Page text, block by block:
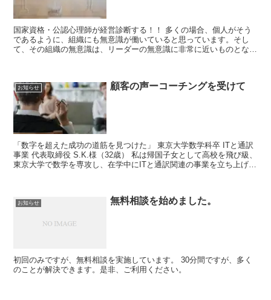
国家資格・公認心理師が経営診断する！！ 多くの場合、個人がそう
であるように、組織にも無意識が働いていると思っています。そし
て、その組織の無意識は、リーダーの無意識に非常に近いものとなり
お知らせ 顧客の声ーコーチングを受けて
「数字を超えた成功の道筋を見つけた」 東京大学数学科卒 ITと通訳
事業 代表取締役 S.K.様（32歳） 私は帰国子女として高校を飛び級、
東京大学で数学を専攻し、在学中にITと通訳関連の事業を立ち上げま
お知らせ 無料相談を始めました。
初回のみですが、無料相談を実施しています。 30分間ですが、多く
のことが解決できます。是非、ご利用ください。